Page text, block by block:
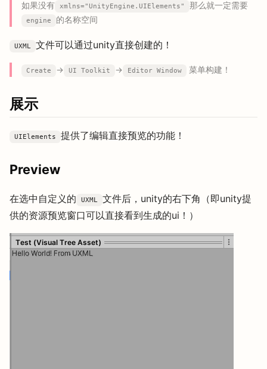
如果没有
xmlns="UnityEngine.UIElements" 那么就一定需要
engine 的名称空间
UXML 文件可以通过unity直接创建的！
Create -> UI Toolkit -> Editor Window 菜单构建！
展示
UIElements 提供了编辑直接预览的功能！
Preview
在选中自定义的 UXML
文件后，unity的右下角（即unity提
供的资源预览窗口可以直接看到生成的ui！）